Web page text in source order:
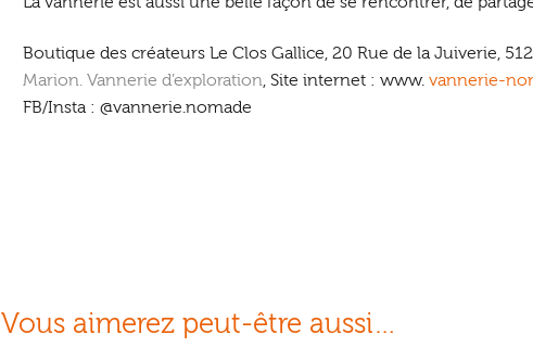
Boutique des créateurs Le Clos Gallice, 20 Rue de la Juiverie,
Marion. Vannerie d’exploration, Site internet : www.vannerie-
FB/Insta :@vannerie.nomade
Vous aimerez peut-être aussi…